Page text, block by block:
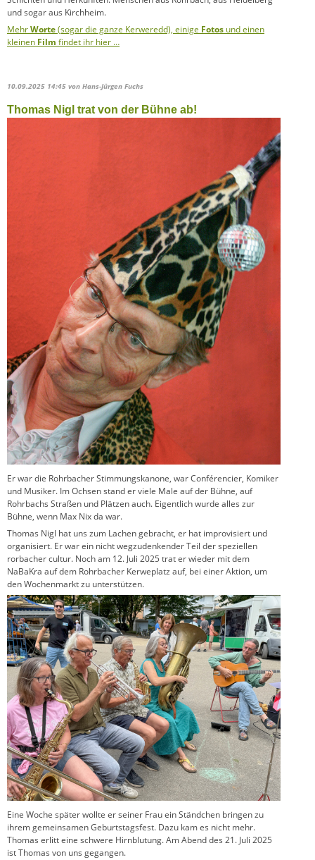
und sogar aus Kirchheim.
MehrWorte(sogar die ganze Kerweredd), einige Fotos und einen
kleinen Film findet ihr hier …
10.09.2025 14:45 von Hans-Jürgen Fuchs
Thomas Nigl trat von der Bühne ab!
Er war die Rohrbacher Stimmungskanone, war Conférencier, Komiker
und Musiker. Im Ochsen stand er viele Male auf der Bühne, auf
Rohrbachs Straßen und Plätzen auch. Eigentlich wurde alles zur
Bühne, wenn Max Nix da war.
Thomas Nigl hat uns zum Lachen gebracht, er hat improvisiert und
organisiert. Er war ein nicht wegzudenkender Teil der speziellen
rorbacher cultur. Noch am 12. Juli 2025 trat er wieder mit dem
NaBaKra auf dem Rohrbacher Kerweplatz auf, bei einer Aktion, um
den Wochenmarkt zu unterstützen.
Eine Woche später wollte er seiner Frau ein Ständchen bringen zu
ihrem gemeinsamen Geburtstagsfest. Dazu kam es nicht mehr.
Thomas erlitt eine schwere Hirnblutung. Am Abend des 21. Juli 2025
ist Thomas von uns gegangen.